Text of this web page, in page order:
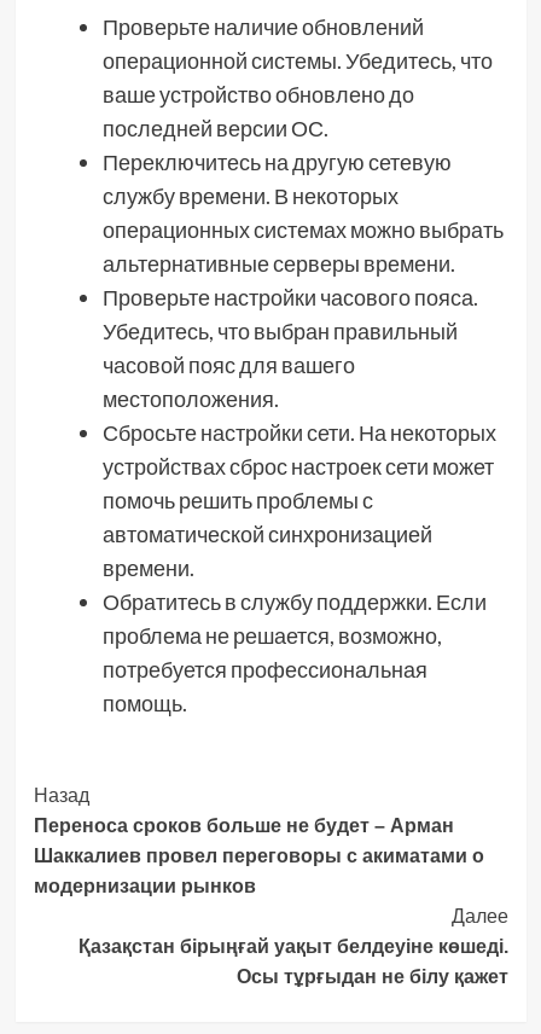
Проверьте наличие обновлений
операционной системы. Убедитесь, что
ваше устройство обновлено до
последней версии ОС.
Переключитесь на другую сетевую
службу времени. В некоторых
операционных системах можно выбрать
альтернативные серверы времени.
Проверьте настройки часового пояса.
Убедитесь, что выбран правильный
часовой пояс для вашего
местоположения.
Сбросьте настройки сети. На некоторых
устройствах сброс настроек сети может
помочь решить проблемы с
автоматической синхронизацией
времени.
Обратитесь в службу поддержки. Если
проблема не решается, возможно,
потребуется профессиональная
помощь.
Post
Navigation
Назад
Переноса сроков больше не будет – Арман
Шаккалиев провел переговоры с акиматами о
модернизации рынков
Далее
Қазақстан бірыңғай уақыт белдеуіне көшеді.
Осы тұрғыдан не білу қажет